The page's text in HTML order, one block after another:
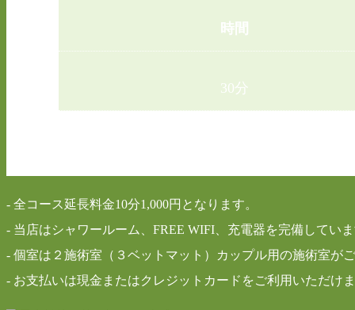
時間
30分
- 全コース延長料金10分1,000円となります。
- 当店はシャワールーム、FREE WIFI、 充電器を完備していま
- 個室は２施術室（３ベットマット）カップル用の施術室がご
- お支払いは現金またはクレジットカードをご利用いただけま